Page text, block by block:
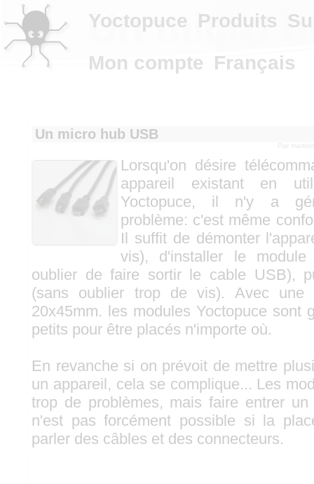
Un micro
Un micro hub USB
Par
Lorsqu'on désire
appareil existant en
Yoctopuce, il n'y a
problème: c'est même
Il suffit de démonter
vis), d'installer le
oublier de faire sortir le cable USB),
(sans oublier trop de vis). Avec une
20x45mm. les modules Yoctopuce sont
petits pour être placés n'importe où.
En revanche si on prévoit de mettre
un appareil, cela se complique... Les
trop de problèmes, mais faire entrer
n'est pas forcément possible si la
parler des câbles et des connecteurs.
Yoctopuce Produits
Mon compte Français